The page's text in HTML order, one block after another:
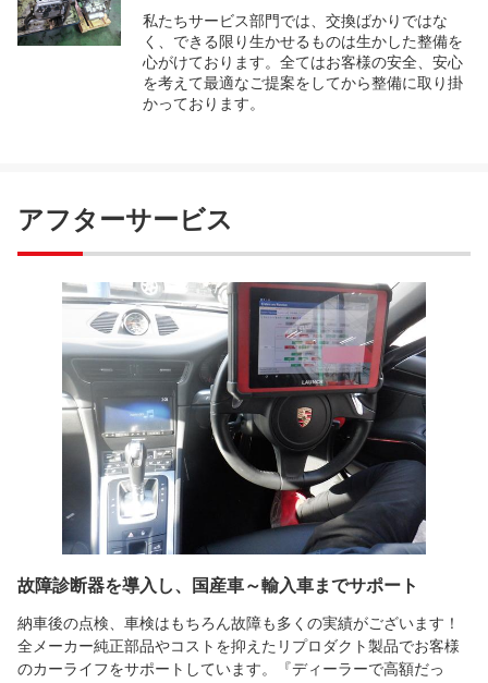
私たちサービス部門では、交換ばかりではな
く、できる限り生かせるものは生かした整備を
心がけております。全てはお客様の安全、安心
を考えて最適なご提案をしてから整備に取り掛
かっております。
アフターサービス
故障診断器を導入し、国産車～輸入車までサポート
納車後の点検、車検はもちろん故障も多くの実績がございます！
全メーカー純正部品やコストを抑えたリプロダクト製品でお客様
のカーライフをサポートしています。『ディーラーで高額だっ